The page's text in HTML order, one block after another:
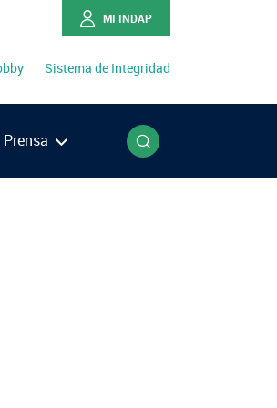
MI INDAP
Sistema de Integridad